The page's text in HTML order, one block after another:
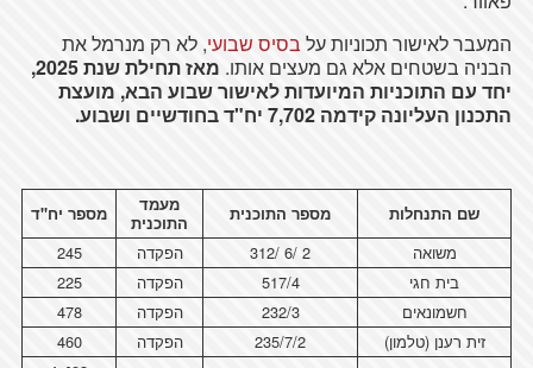
המעבר לאישור תכוניות על בסיס שבועי, לא רק מנרמל את
הבניה בשטחים אלא גם מעצים אותו.
מאז תחילת שנת 2025,
יחד עם התוכניות המיועדות לאישור שבוע הבא, מועצת
התכנון העליונה קידמה 7,702 יח"ד בחודשיים ושבוע.
שם התנחלות מספר התוכנית
מעמד
התוכנית
מספר יח"ד
משואה 2 /6 /312 הפקדה
245
בית חגי
517/4 הפקדה
225
חשמונאים
232/3 הפקדה
478
זית רענן (טלמון)
235/7/2 הפקדה 460